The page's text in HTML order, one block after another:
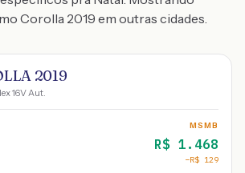
Corolla 2019 em outras cidades.
2019
16V Aut.
MSMB
R$ 1.468
−R$ 129